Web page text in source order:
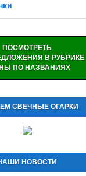
ПОСМОТРЕТЬ
В РУБРИКЕ
ПО НАЗВАНИЯХ
СВЕЧНЫЕ ОГАРКИ
НОВОСТИ